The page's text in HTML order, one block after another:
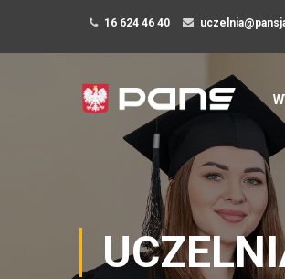
16 624 46 40